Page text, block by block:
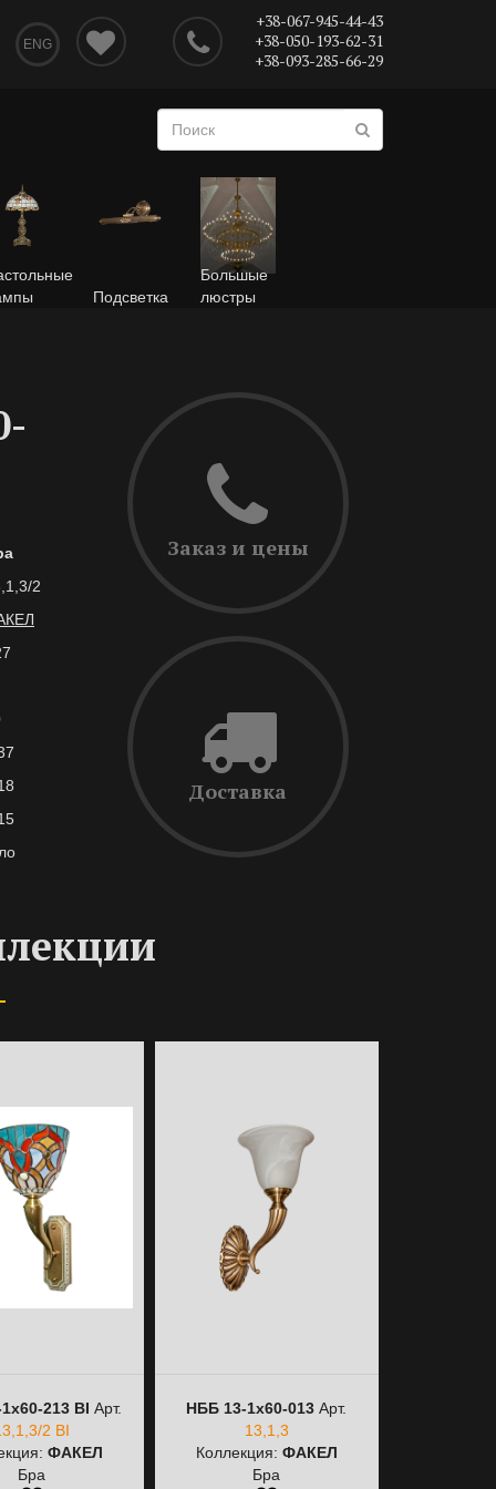
ENG
+38-067-945-44-43
+38-050-193-62-31
+38-093-285-66-29
Подсветка
Большые
люстры
2
Заказ и цены
Доставка
213 ВІ Арт.
2 ВІ
ФАКЕЛ
Бра
НББ 13-1х60-013 Арт.
13,1,3
Коллекция: ФАКЕЛ
Бра